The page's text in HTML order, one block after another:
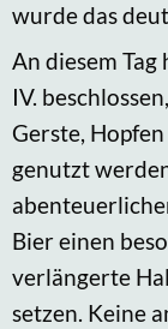
wurde das
An diesem
IV.
Gerste,
genutzt
Bier einen
verlängerte
setzen. Keine